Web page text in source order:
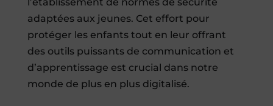
adaptées aux jeunes. Cet effort pour
protéger les enfants tout en leur offrant
des outils puissants de communication et
d’apprentissage est crucial dans notre
monde de plus en plus digitalisé.